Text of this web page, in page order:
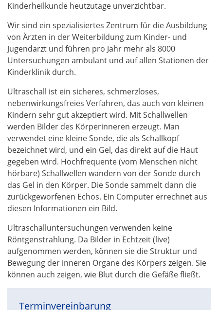
Kinderheilkunde heutzutage unverzichtbar.
Wir sind ein spezialisiertes Zentrum für die Ausbildung
von Ärzten in der Weiterbildung zum Kinder- und
Jugendarzt und führen pro Jahr mehr als 8000
Untersuchungen ambulant und auf allen Stationen der
Kinderklinik durch.
Ultraschall ist ein sicheres, schmerzloses,
nebenwirkungsfreies Verfahren, das auch von kleinen
Kindern sehr gut akzeptiert wird. Mit Schallwellen
werden Bilder des Körperinneren erzeugt. Man
verwendet eine kleine Sonde, die als Schallkopf
bezeichnet wird, und ein Gel, das direkt auf die Haut
gegeben wird. Hochfrequente (vom Menschen nicht
hörbare) Schallwellen wandern von der Sonde durch
das Gel in den Körper. Die Sonde sammelt dann die
zurückgeworfenen Echos. Ein Computer errechnet aus
diesen Informationen ein Bild.
Ultraschalluntersuchungen verwenden keine
Röntgenstrahlung. Da Bilder in Echtzeit (live)
aufgenommen werden, können sie die Struktur und
Bewegung der inneren Organe des Körpers zeigen. Sie
können auch zeigen, wie Blut durch die Gefäße fließt.
Terminvereinbarung